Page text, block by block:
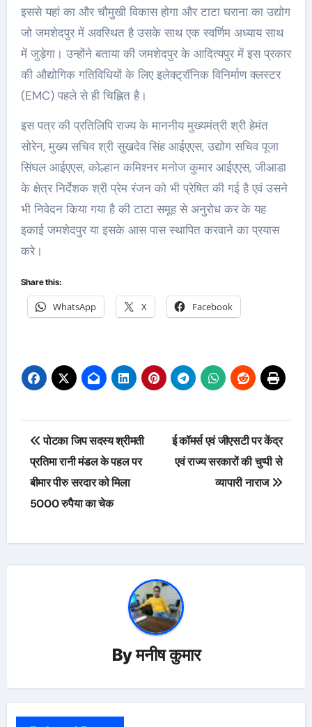
इससे यहां का और चौमुखी विकास होगा और टाटा घराना का उद्योग
जो जमशेदपुर में अवस्थित है उसके साथ एक स्वर्णिम अध्याय साथ
में जुड़ेगा। उन्होंने बताया की जमशेदपुर के आदित्यपुर में इस प्रकार
की औद्योगिक गतिविधियों के लिए इलेक्ट्रॉनिक विनिर्माण क्लस्टर
(EMC) पहले से ही चिह्नित है।
इस पत्र की प्रतिलिपि राज्य के माननीय मुख्यमंत्री श्री हेमंत
सोरेन, मुख्य सचिव श्री सुखदेव सिंह आईएएस, उद्योग सचिव पूजा
सिंघल आईएएस, कोल्हान कमिश्नर मनोज कुमार आईएएस, जीआडा
के क्षेत्र निर्देशक श्री प्रेम रंजन को भी प्रेषित की गई है एवं उसने
भी निवेदन किया गया है की टाटा समूह से अनुरोध कर के यह
इकाई जमशेदपुर या इसके आस पास स्थापित करवाने का प्रयास
करे।
Share this:
WhatsApp X Facebook
Post
navigation
पोटका जिप सदस्य श्रीमती
प्रतिमा रानी मंडल के पहल पर
बीमार पीरु सरदार को मिला
5000 रुपैया का चेक
ई कॉमर्स एवं जीएसटी पर केंद्र
एवं राज्य सरकारों की चुप्पी से
व्यापारी नाराज
Byमनीष कुमार